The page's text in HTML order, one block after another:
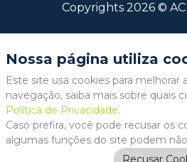
Copyrights 2026 ©
Nossa página utiliza
Este site usa cookies para melhorar
navegação, saiba mais sobre quais
Política de Privacidade.
Caso prefira, você pode recusar os
algumas funções do site podem
Recusar